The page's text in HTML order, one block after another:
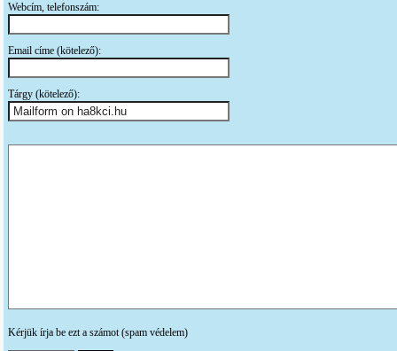
Webcím, telefonszám:
Email címe (kötelező):
Tárgy (kötelező):
Kérjük írja be ezt a számot (spam védelem)